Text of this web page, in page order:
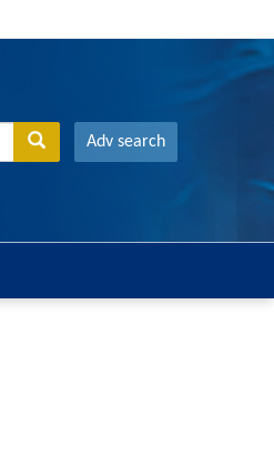
Adv search